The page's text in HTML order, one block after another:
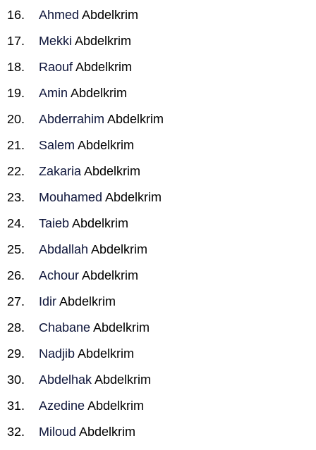
Ahmed Abdelkrim
Mekki Abdelkrim
Raouf Abdelkrim
Amin Abdelkrim
Abderrahim Abdelkrim
Salem Abdelkrim
Zakaria Abdelkrim
Mouhamed Abdelkrim
Taieb Abdelkrim
Abdallah Abdelkrim
Achour Abdelkrim
Idir Abdelkrim
Chabane Abdelkrim
Nadjib Abdelkrim
Abdelhak Abdelkrim
Azedine Abdelkrim
Miloud Abdelkrim